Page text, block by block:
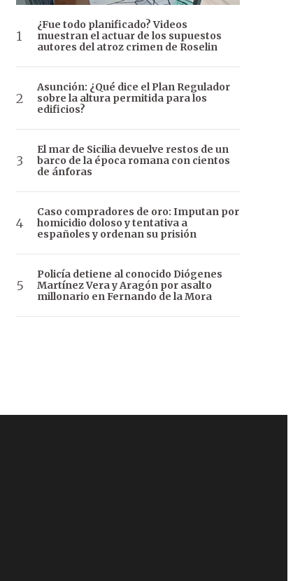
¿Fue todo planificado? Videos
muestran el actuar de los supuestos
autores del atroz crimen de Roselin
Asunción: ¿Qué dice el Plan Regulador
sobre la altura permitida para los
edificios?
El mar de Sicilia devuelve restos de un
barco de la época romana con cientos
de ánforas
Caso compradores de oro: Imputan por
homicidio doloso y tentativa a
españoles y ordenan su prisión
Policía detiene al conocido Diógenes
Martínez Vera y Aragón por asalto
millonario en Fernando de la Mora